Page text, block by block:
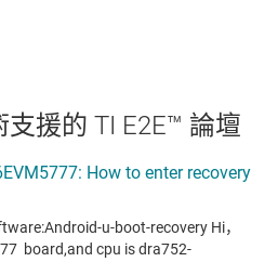
援的 TI E2E™ 論壇